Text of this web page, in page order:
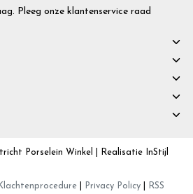
Pleeg onze klantenservice raad
Porselein Winkel | Realisatie InStijl
Klachtenprocedure Privacy Policy RSS